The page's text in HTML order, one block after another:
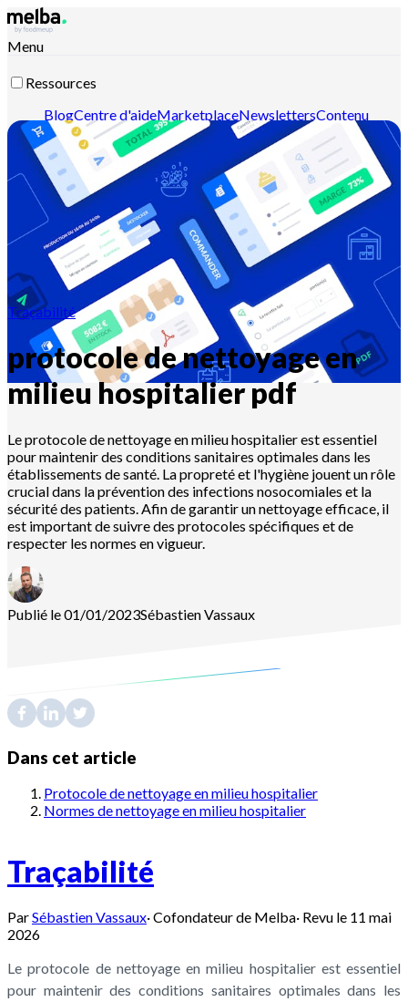
Menu
Ressources
BlogCentre d'aideMarketplaceNewslettersContenu
intelligentDocumentation APIDocumentation MCP
Contactez-nousDécouvrir melba
Traçabilité
protocole de nettoyage en
milieu hospitalier pdf
Le protocole de nettoyage en milieu hospitalier est essentiel
pour maintenir des conditions sanitaires optimales dans les
établissements de santé. La propreté et l'hygiène jouent un rôle
crucial dans la prévention des infections nosocomiales et la
sécurité des patients. Afin de garantir un nettoyage efficace, il
est important de suivre des protocoles spécifiques et de
respecter les normes en vigueur.
Publié le 01/01/2023SébastienVassaux
Dans cet article
Protocole de nettoyage en milieu hospitalier
Normes de nettoyage en milieu hospitalier
Traçabilité
ParSébastien Vassaux·Cofondateur de Melba· Revu le 11 mai
2026
Le protocole de nettoyage en milieu hospitalier est essentiel
pour maintenir des conditions sanitaires optimales dans les